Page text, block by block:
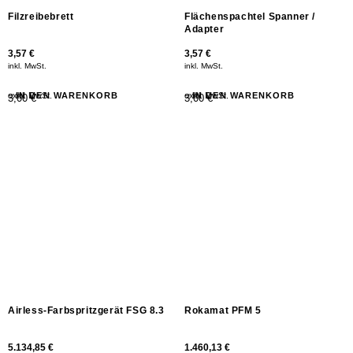
Filzreibebrett
3,57 €
inkl. MwSt.
3,00 €
exkl. MwSt.
IN DEN WARENKORB
Flächenspachtel Spanner /
Adapter
3,57 €
inkl. MwSt.
3,00 €
exkl. MwSt.
IN DEN WARENKORB
Airless-Farbspritzgerät FSG 8.3
5.134,85 €
Rokamat PFM 5
1.460,13 €